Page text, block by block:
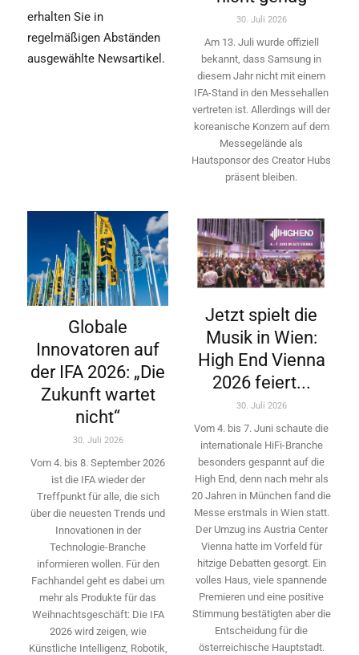
erhalten Sie in
regelmäßigen Abständen
ausgewählte Newsartikel.
30. Juli 2026
Am 13. Juli wurde offiziell
bekannt, dass Samsung in
diesem Jahr nicht mit einem
IFA-Stand in den Messehallen
vertreten ist. Allerdings will ­der
koreanische Konzern auf dem
Messegelände als
Hautsponsor des Creator Hubs
präsent bleiben.
Globale
Innovatoren auf
der IFA 2026: „Die
Zukunft wartet
nicht“
30. Juli 2026
Vom 4. bis 8. September 2026
ist die IFA wieder der
Treffpunkt für alle, die sich
über die neuesten Trends und
Innovationen in der
Technologie-­Branche
informieren wollen. Für den
Fachhandel geht es dabei um
mehr als Produkte für das
Weihnachtsgeschäft: Die IFA
2026 wird ­zeigen, wie
Künstliche Intelligenz, Robotik,
Jetzt spielt die
Musik in Wien:
High End Vienna
2026 feiert...
30. Juli 2026
Vom 4. bis 7. Juni schaute die
internationale HiFi-Branche
besonders gespannt auf die
High End, denn nach mehr als
20 Jahren in München fand die
Messe erstmals in Wien statt.
Der Umzug ins Austria Center
Vienna hatte im Vorfeld für
hitzige Debatten gesorgt. Ein
volles Haus, viele spannende
Premieren und eine positive
Stimmung bestätigten aber die
Entscheidung für die
österreichische Hauptstadt.